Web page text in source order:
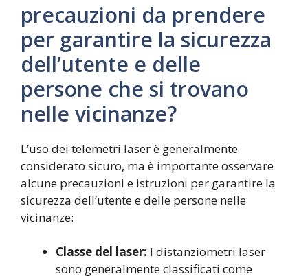
precauzioni da prendere
per garantire la sicurezza
dell’utente e delle
persone che si trovano
nelle vicinanze?
L’uso dei telemetri laser è generalmente
considerato sicuro, ma è importante osservare
alcune precauzioni e istruzioni per garantire la
sicurezza dell’utente e delle persone nelle
vicinanze:
Classe del laser: I distanziometri laser
sono generalmente classificati come